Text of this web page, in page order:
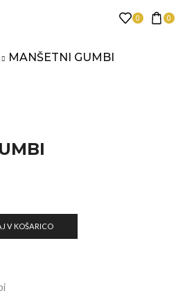
0 0
MANŠETNI GUMBI
V KOŠARICO